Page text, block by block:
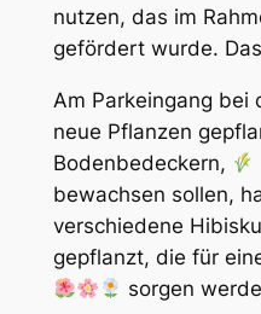
nutzen, das im
gefördert wurde.
Am Parkeingang bei
neue Pflanzen
Bodenbedeckern,
bewachsen sollen,
verschiedene
gepflanzt, die für
sorgen